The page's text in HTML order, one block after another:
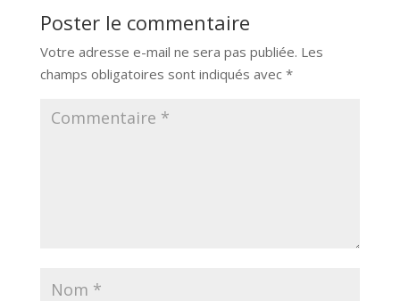
Poster le commentaire
Votre adresse e-mail ne sera pas publiée. Les
champs obligatoires sont indiqués avec *